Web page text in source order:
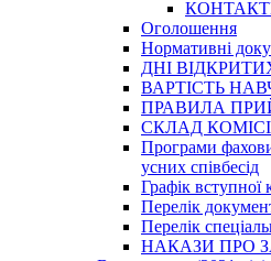
Оголошення
Нормативні
ДНІ
ВАРТІСТЬ
ПРАВИЛА
СКЛАД
Програми
усних співбесід
Графік вступної
Перелік
Перелік
НАКАЗИ ПРО